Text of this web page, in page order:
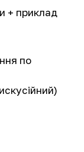
+ приклад
по